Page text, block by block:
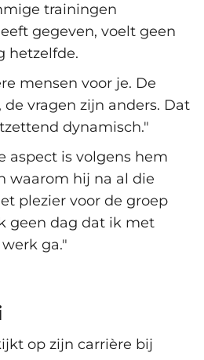
trainingen
gegeven, voelt geen
hetzelfde.
mensen voor je. De
vragen zijn anders. Dat
dynamisch."
aspect is volgens hem
waarom hij na al die
plezier voor de groep
geen dag dat ik met
ga."
op zijn carrière bij